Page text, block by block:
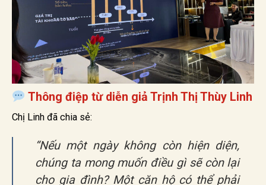
Thông điệp từ diễn giả Trịnh Thị Thùy Linh
Chị Linh đã chia sẻ:
“Nếu một ngày không còn hiện diện,
chúng ta mong muốn điều gì sẽ còn lại
cho gia đình? Một căn hộ có thể phải